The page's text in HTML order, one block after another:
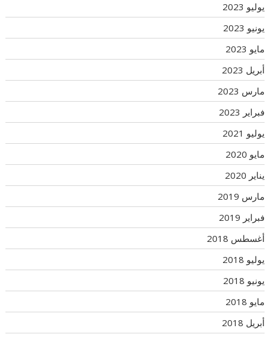
يوليو 2023
يونيو 2023
مايو 2023
أبريل 2023
مارس 2023
فبراير 2023
يوليو 2021
مايو 2020
يناير 2020
مارس 2019
فبراير 2019
أغسطس 2018
يوليو 2018
يونيو 2018
مايو 2018
أبريل 2018